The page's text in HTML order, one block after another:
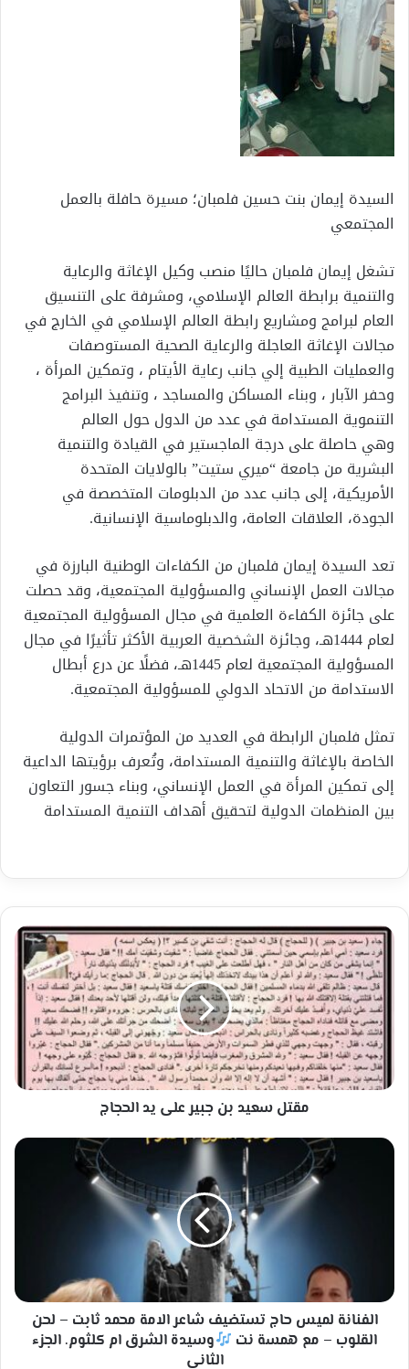
السيدة إيمان بنت حسين فلمبان؛ مسيرة حافلة بالعمل
المجتمعي
تشغل إيمان فلمبان حاليًا منصب وكيل الإغاثة والرعاية
والتنمية برابطة العالم الإسلامي، ومشرفة على التنسيق
العام لبرامج ومشاريع رابطة العالم الإسلامي في الخارج في
مجالات الإغاثة العاجلة والرعاية الصحية المستوصفات
والعمليات الطبية إلي جانب رعاية الأيتام ، وتمكين المرأة ،
وحفر الآبار ، وبناء المساكن والمساجد ، وتنفيذ البرامج
التنموية المستدامة في عدد من الدول حول العالم
وهي حاصلة على درجة الماجستير في القيادة والتنمية
البشرية من جامعة “ميري ستيت” بالولايات المتحدة
الأمريكية، إلى جانب عدد من الدبلومات المتخصصة في
الجودة، العلاقات العامة، والدبلوماسية الإنسانية.
تعد السيدة إيمان فلمبان من الكفاءات الوطنية البارزة في
مجالات العمل الإنساني والمسؤولية المجتمعية، وقد حصلت
على جائزة الكفاءة العلمية في مجال المسؤولية المجتمعية
لعام 1444هـ، وجائزة الشخصية العربية الأكثر تأثيرًا في مجال
المسؤولية المجتمعية لعام 1445هـ، فضلًا عن درع أبطال
الاستدامة من الاتحاد الدولي للمسؤولية المجتمعية.
تمثل فلمبان الرابطة في العديد من المؤتمرات الدولية
الخاصة بالإغاثة والتنمية المستدامة، وتُعرف برؤيتها الداعية
إلى تمكين المرأة في العمل الإنساني، وبناء جسور التعاون
بين المنظمات الدولية لتحقيق أهداف التنمية المستدامة
مقتل
سعيد
جبير
على
الحجاج
مقتل سعيد بن جبير على يد الحجاج
الفنانة
–
لحن
القلوب
الفنانة لميس حاج تستضيف شاعر الامة محمد ثابت – لحن
القلوب – مع همسة نت
وسيدة الشرق ام كلثوم. الجزء
الثاني